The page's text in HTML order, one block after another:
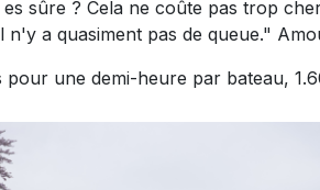
sûre ? Cela ne coûte pas trop
n'y a quasiment pas de queue."
pour une demi-heure par bateau,